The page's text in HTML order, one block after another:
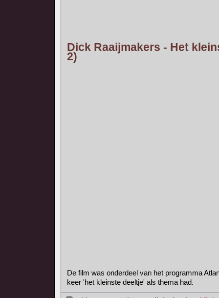
Dick Raaijmakers - Het
2)
De film was onderdeel van het programma
keer 'het kleinste deeltje' als thema had.